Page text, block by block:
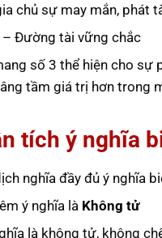
chủ sự may mắn, phát
– Đường tài vững chắc
số 3 thể hiện cho
tầm giá trị hơn
tích ý nghĩa
nghĩa đầy đủ ý nghĩa
ý nghĩa là Không tử
là không tử, không